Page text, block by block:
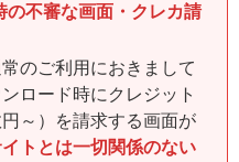
の不審な画面・クレカ請
のご利用におきまして
ロード時にクレジット
～）を請求する画面が
トとは一切関係のない